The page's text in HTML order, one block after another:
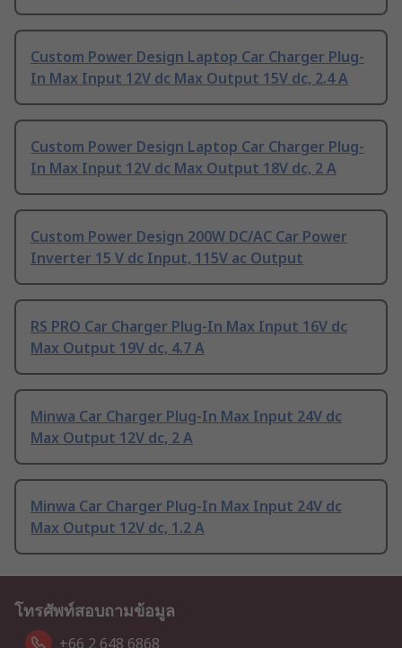
Custom Power Design Laptop Car Charger Plug-
In Max Input 12V dc Max Output 15V dc, 2.4 A
Custom Power Design Laptop Car Charger Plug-
In Max Input 12V dc Max Output 18V dc, 2 A
Custom Power Design 200W DC/AC Car Power
Inverter 15 V dc Input, 115V ac Output
RS PRO Car Charger Plug-In Max Input 16V dc
Max Output 19V dc, 4.7 A
Minwa Car Charger Plug-In Max Input 24V dc
Max Output 12V dc, 2 A
Minwa Car Charger Plug-In Max Input 24V dc
Max Output 12V dc, 1.2 A
โทรศัพท์สอบถามข้อมูล
+66 2 648 6868